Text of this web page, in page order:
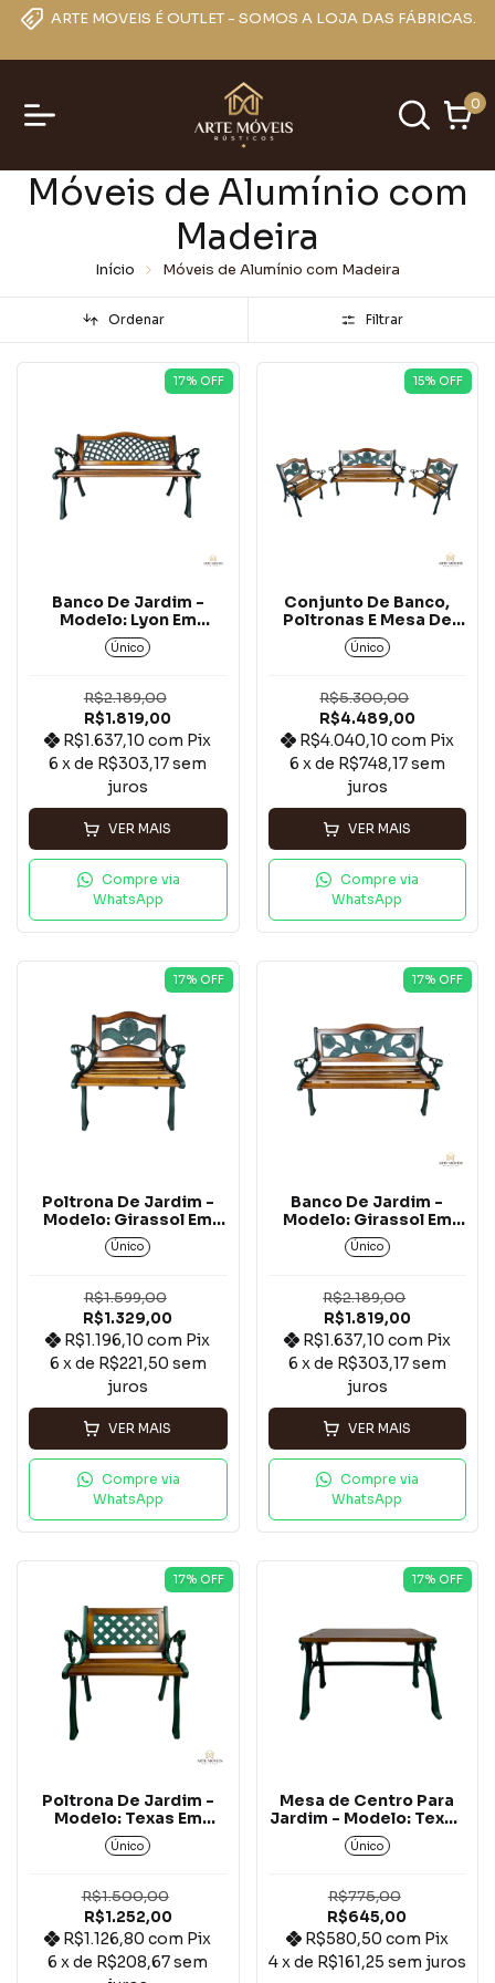
ARTE MOVEIS É OUTLET - SOMOS A LOJA DAS FÁBRICAS.
0
Móveis de Alumínio com
Madeira
Início Móveis de Alumínio com Madeira
Ordenar Filtrar
17% OFF
Banco De Jardim -
Modelo: Lyon Em
Alumínio Fundido Com
Madeira Jequitibá*
Único
R$2.189,00
R$1.819,00
R$1.637,10com Pix
6 x de R$303,17sem
juros
VER MAIS
Compre via
WhatsApp
15% OFF
Conjunto De Banco,
Poltronas E Mesa De
Centro - Modelo:
Girassol Em Alumínio
Único
R$5.300,00
R$4.489,00
R$4.040,10 com Pix
6 x de R$748,17sem
juros
VER MAIS
Compre via
WhatsApp
17% OFF
Poltrona De Jardim -
Modelo: Girassol Em
Alumínio Fundido Com
Madeira Jequitibá*
Único
R$1.599,00
R$1.329,00
R$1.196,10com Pix
6 x de R$221,50 sem
juros
VER MAIS
Compre via
WhatsApp
17% OFF
Banco De Jardim -
Modelo: Girassol Em
Alumínio Fundido Com
Madeira Jequitibá*
Único
R$2.189,00
R$1.819,00
R$1.637,10 com Pix
6 x de R$303,17sem
juros
VER MAIS
Compre via
WhatsApp
17% OFF
Poltrona De Jardim -
Modelo: Texas Em
Alumínio Fundido Com
Madeira Jequitibá*
Único
R$1.500,00
R$1.252,00
R$1.126,80com Pix
6 x de R$208,67sem
17% OFF
Mesa de Centro Para
Jardim - Modelo: Texas
Em Alumínio Fundido
Com Madeira
Único
R$775,00
R$645,00
R$580,50 com Pix
4x de R$161,25 sem juros